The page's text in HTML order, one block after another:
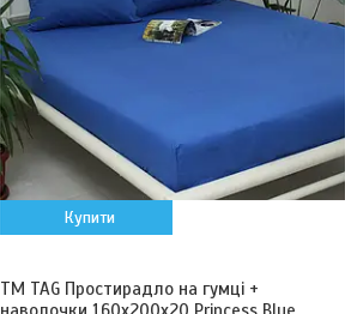
Купити
ТМ TAG Простирадло на гумці +